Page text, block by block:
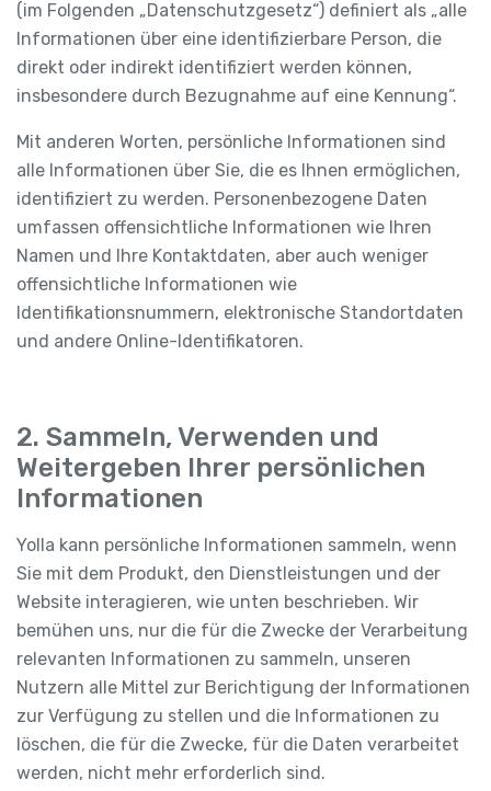
(im Folgenden „Datenschutzgesetz“) definiert als „alle
Informationen über eine identifizierbare Person, die
direkt oder indirekt identifiziert werden können,
insbesondere durch Bezugnahme auf eine Kennung“.
Mit anderen Worten, persönliche Informationen sind
alle Informationen über Sie, die es Ihnen ermöglichen,
identifiziert zu werden. Personenbezogene Daten
umfassen offensichtliche Informationen wie Ihren
Namen und Ihre Kontaktdaten, aber auch weniger
offensichtliche Informationen wie
Identifikationsnummern, elektronische Standortdaten
und andere Online-Identifikatoren.
2. Sammeln, Verwenden und
Weitergeben Ihrer persönlichen
Informationen
Yolla kann persönliche Informationen sammeln, wenn
Sie mit dem Produkt, den Dienstleistungen und der
Website interagieren, wie unten beschrieben. Wir
bemühen uns, nur die für die Zwecke der Verarbeitung
relevanten Informationen zu sammeln, unseren
Nutzern alle Mittel zur Berichtigung der Informationen
zur Verfügung zu stellen und die Informationen zu
löschen, die für die Zwecke, für die Daten verarbeitet
werden, nicht mehr erforderlich sind.